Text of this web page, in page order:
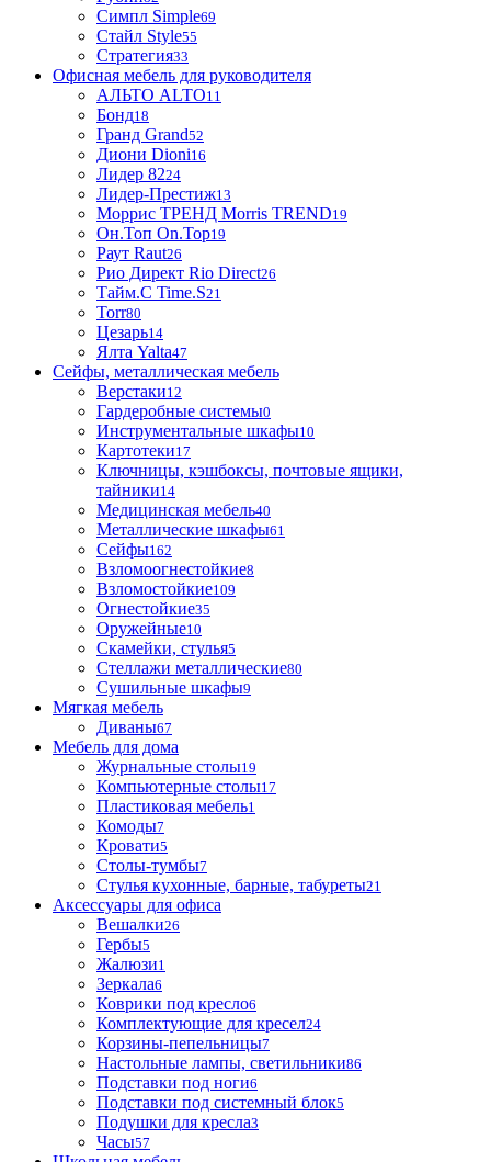
Симпл Simple69
Стайл Style55
Стратегия33
Офисная мебель для руководителя
АЛЬТО ALTO11
Бонд18
Гранд Grand52
Диони Dioni16
Лидер 8224
Лидер-Престиж13
Моррис ТРЕНД Morris TREND19
Он.Топ On.Top19
Раут Raut26
Рио Директ Rio Direct26
Тайм.С Time.S21
Torr80
Цезарь14
Ялта Yalta47
Сейфы, металлическая мебель
Верстаки12
Гардеробные системы0
Инструментальные шкафы10
Картотеки17
Ключницы, кэшбоксы, почтовые ящики,
тайники14
Медицинская мебель40
Металлические шкафы61
Сейфы162
Взломоогнестойкие8
Взломостойкие109
Огнестойкие35
Оружейные10
Скамейки, стулья5
Стеллажи металлические80
Сушильные шкафы9
Мягкая мебель
Диваны67
Мебель для дома
Журнальные столы19
Компьютерные столы17
Пластиковая мебель1
Комоды7
Кровати5
Столы-тумбы7
Стулья кухонные, барные, табуреты21
Аксессуары для офиса
Вешалки26
Гербы5
Жалюзи1
Зеркала6
Коврики под кресло6
Комплектующие для кресел24
Корзины-пепельницы7
Настольные лампы, светильники86
Подставки под ноги6
Подставки под системный блок5
Подушки для кресла3
Часы57